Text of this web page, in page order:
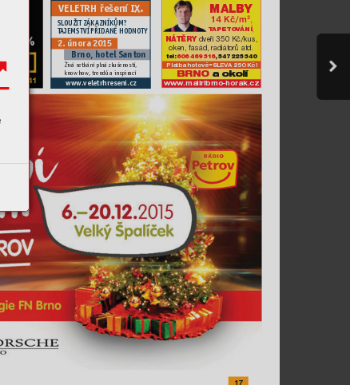
17
NÁTĚRY dveří 350 Kč/kus,
oken, fasád, radiátorů atd.
tel: 606 469 316, 547 225 340
www.maliribrno-horak.cz
Platba hotově=SLEVA 250 Kč !
BRNO a okolí
MALBY
14 Kč/m2
TAPETOVÁNÍ,
2. února 2015
Brno, hotel Santon
Živá setkání plná zkušeností,
know how, trendů a inspirací
www.veletrhreseni.cz
VELETRH řešení IX.
SLOUŽIT ZÁKAZNÍKŮM?
TAJEMSTVÍ PŘIDANÉ HODNOTY